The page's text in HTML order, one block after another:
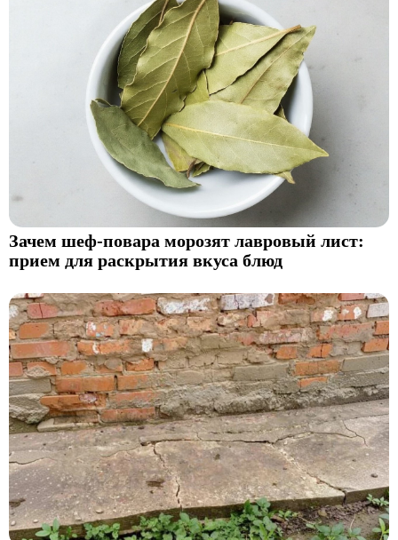
Зачем шеф-повара морозят лавровый лист:
прием для раскрытия вкуса блюд